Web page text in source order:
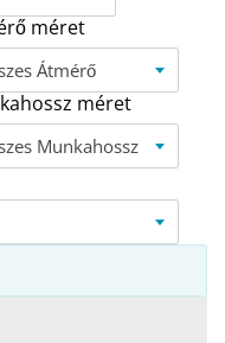
méret
Átmérő
méret
Munkahossz